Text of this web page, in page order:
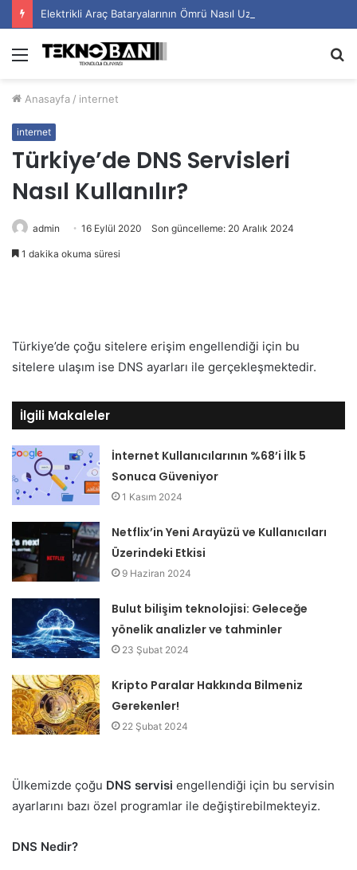
Elektrikli Araç Bataryalarının Ömrü Nasıl Uzatılır?
Menü
Anasayfa / internet
internet
Türkiye’de DNS Servisleri
Nasıl Kullanılır?
admin 16 Eylül 2020 Son güncelleme: 20 Aralık 2024
1 dakika okuma süresi
Türkiye’de çoğu sitelere erişim engellendiği için bu
sitelere ulaşım ise DNS ayarları ile gerçekleşmektedir.
İlgili Makaleler
İnternet Kullanıcılarının %68’i İlk 5
Sonuca Güveniyor
1 Kasım 2024
Netflix’in Yeni Arayüzü ve Kullanıcıları
Üzerindeki Etkisi
9 Haziran 2024
Bulut bilişim teknolojisi: Geleceğe
yönelik analizler ve tahminler
23 Şubat 2024
Kripto Paralar Hakkında Bilmeniz
Gerekenler!
22 Şubat 2024
Ülkemizde çoğu DNS servisi engellendiği için bu servisin
ayarlarını bazı özel programlar ile değiştirebilmekteyiz.
DNS Nedir?